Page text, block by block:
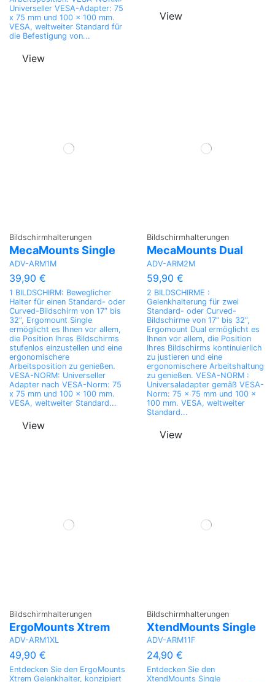
Universeller VESA-Adapter: 75
x 75 mm und 100 x 100 mm.
VESA, weltweiter Standard für
die Befestigung von...
View
View
Bildschirmhalterungen
MecaMounts Single
ADV-ARM1M
39,90 €
1 BILDSCHIRM: Beweglicher
Halter für einen Standard- oder
Curved-Bildschirm von 17” bis
32”, Ergomount Single
ermöglicht es Ihnen vor allem,
die Position Ihres Bildschirms
stufenlos einzustellen und eine
ergonomischere
Arbeitsposition zu genießen.
VESA-NORM: Universeller
Adapter nach VESA-Norm: 75
x 75 mm und 100 x 100 mm.
VESA, weltweiter Standard...
View
Bildschirmhalterungen
MecaMounts Dual
ADV-ARM2M
59,90 €
2 BILDSCHIRME :
Gelenkhalterung für zwei
Standard- oder Curved-
Bildschirme von 17” bis 32”,
Ergomount Dual ermöglicht es
Ihnen vor allem, die Position
Ihres Bildschirms kontinuierlich
zu justieren und eine
ergonomischere Arbeitshaltung
zu genießen. VESA-NORM :
Universaladapter gemäß VESA-
Norm: 75 x 75 mm und 100 x
100 mm. VESA, weltweiter
Standard...
View
Bildschirmhalterungen
ErgoMounts Xtrem
ADV-ARM1XL
49,90 €
Entdecken Sie den ErgoMounts
Xtrem Gelenkhalter, konzipiert
Bildschirmhalterungen
XtendMounts Single
ADV-ARM11F
24,90 €
Entdecken Sie den
XtendMounts Single